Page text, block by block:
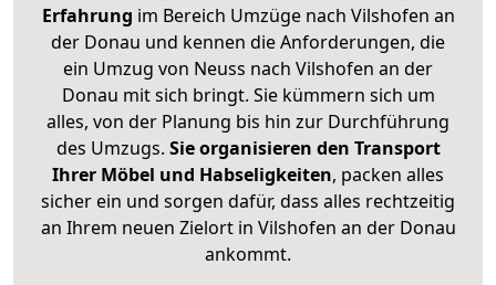
Erfahrung im Bereich Umzüge nach Vilshofen an
der Donau und kennen die Anforderungen, die
ein Umzug von Neuss nach Vilshofen an der
Donau mit sich bringt. Sie kümmern sich um
alles, von der Planung bis hin zur Durchführung
des Umzugs. Sie organisieren den Transport
Ihrer Möbel und Habseligkeiten, packen alles
sicher ein und sorgen dafür, dass alles rechtzeitig
an Ihrem neuen Zielort in Vilshofen an der Donau
ankommt.